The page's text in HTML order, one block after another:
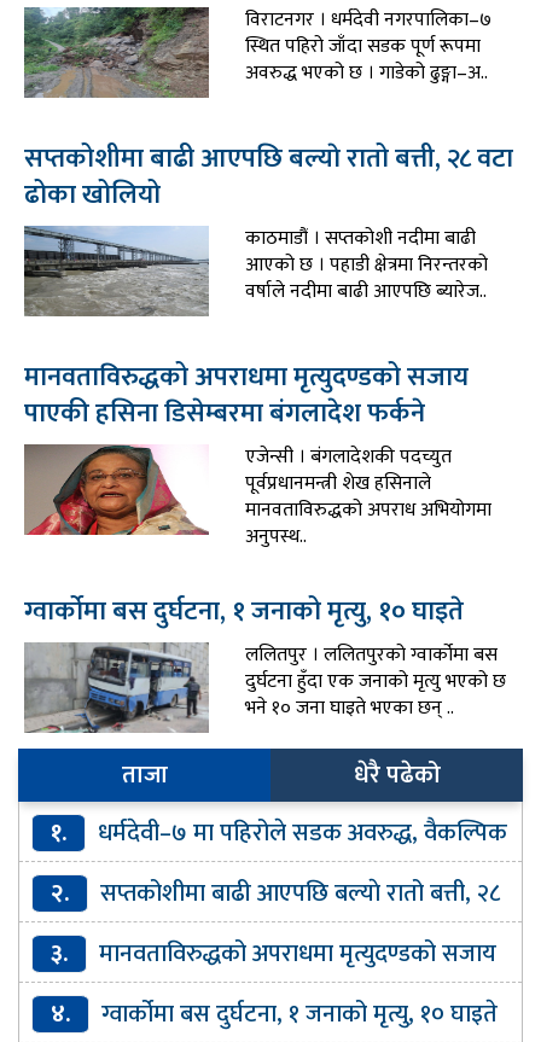
विराटनगर । धर्मदेवी नगरपालिका–७
स्थित पहिरो जाँदा सडक पूर्ण रूपमा
अवरुद्ध भएको छ । गाडेको ढुङ्गा–अ..
सप्तकोशीमा बाढी आएपछि बल्याे रातो बत्ती, २८ वटा
ढोका खोलियो
काठमाडौं । सप्तकोशी नदीमा बाढी
आएको छ । पहाडी क्षेत्रमा निरन्तरको
वर्षाले नदीमा बाढी आएपछि ब्यारेज..
मानवताविरुद्धको अपराधमा मृत्युदण्डको सजाय
पाएकी हसिना डिसेम्बरमा बंगलादेश फर्कने
एजेन्सी । बंगलादेशकी पदच्युत
पूर्वप्रधानमन्त्री शेख हसिनाले
मानवताविरुद्धको अपराध अभियोगमा
अनुपस्थ..
ग्वार्कोमा बस दुर्घटना, १ जनाको मृत्यु, १० घाइते
ललितपुर । ललितपुरको ग्वार्कोमा बस
दुर्घटना हुँदा एक जनाको मृत्यु भएको छ
भने १० जना घाइते भएका छन् ..
ताजा
धेरै पढेको
१.
धर्मदेवी–७ मा पहिरोले सडक अवरुद्ध, वैकल्पिक
मार्ग प्रयोग गर्न आग्रह
२.
सप्तकोशीमा बाढी आएपछि बल्याे रातो बत्ती, २८
वटा ढोका खोलियो
३.
मानवताविरुद्धको अपराधमा मृत्युदण्डको सजाय
पाएकी हसिना डिसेम्बरमा बंगलादेश फर्कने
४.
ग्वार्कोमा बस दुर्घटना, १ जनाको मृत्यु, १० घाइते